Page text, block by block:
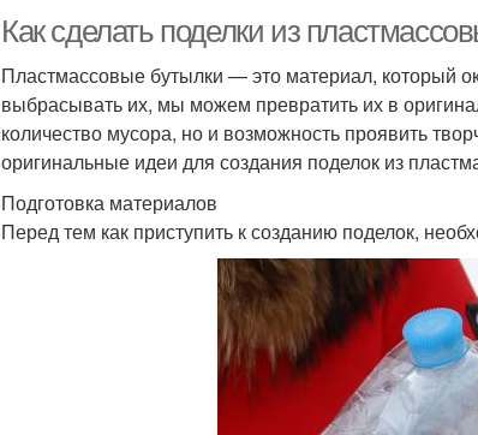
Как сделать поделки из
Пластмассовые бутылки — это материал, который
выбрасывать их, мы можем превратить их в
количество мусора, но и возможность проявить
оригинальные идеи для создания поделок из
Подготовка материалов
Перед тем как приступить к созданию поделок,